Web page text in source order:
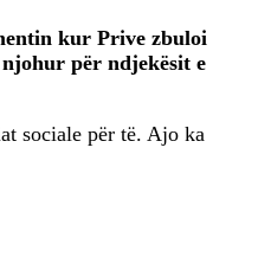
kur Prive zbuloi
për ndjekësit e
sociale për të. Ajo ka